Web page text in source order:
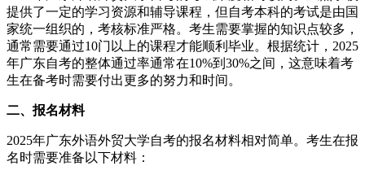
提供了一定的学习资源和辅导课程，但自考本科的考试是由国
家统一组织的，考核标准严格。考生需要掌握的知识点较多，
通常需要通过10门以上的课程才能顺利毕业。根据统计，2025
年广东自考的整体通过率通常在10%到30%之间，这意味着考
生在备考时需要付出更多的努力和时间。
二、报名材料
2025年广东外语外贸大学自考的报名材料相对简单。考生在报
名时需要准备以下材料：